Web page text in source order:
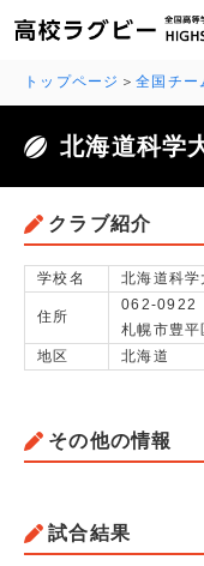
ご挨拶
大会情報
全国チーム紹介
チームグッズ
関連リンク
お問い合わせ
トップページ 全国チー
北海道科学
クラブ紹介
学校名 北海道科学
住所
062-0922
札幌市豊
地区
北海道
その他の情報
試合結果